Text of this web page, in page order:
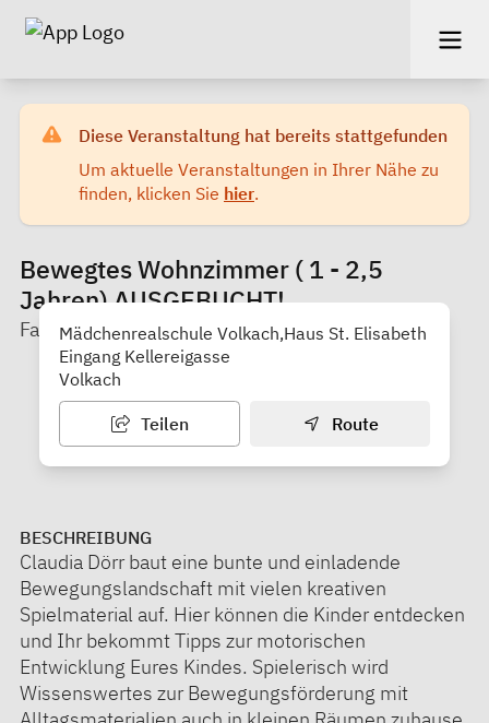
Diese Veranstaltung hat bereits stattgefunden
Um aktuelle Veranstaltungen in Ihrer Nähe zu
finden, klicken Sie hier.
Bewegtes Wohnzimmer ( 1 - 2,5
Jahren) AUSGEBUCHT!
Familienstützpunkt Volkach
Mädchenrealschule Volkach,Haus St. Elisabeth
Eingang Kellereigasse
Volkach
Teilen Route
BESCHREIBUNG
Claudia Dörr baut eine bunte und einladende
Bewegungslandschaft mit vielen kreativen
Spielmaterial auf. Hier können die Kinder entdecken
und Ihr bekommt Tipps zur motorischen
Entwicklung Eures Kindes. Spielerisch wird
Wissenswertes zur Bewegungsförderung mit